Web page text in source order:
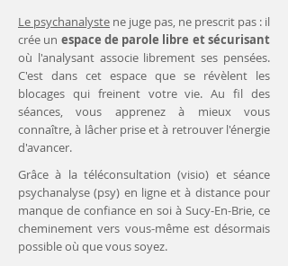
Le psychanalyste ne juge pas, ne prescrit pas : il
crée un espace de parole libre et sécurisant
où l'analysant associe librement ses pensées.
C'est dans cet espace que se révèlent les
blocages qui freinent votre vie. Au fil des
séances, vous apprenez à mieux vous
connaître, à lâcher prise et à retrouver l'énergie
d'avancer.
Grâce à la téléconsultation (visio) et séance
psychanalyse (psy) en ligne et à distance pour
manque de confiance en soi à Sucy-En-Brie, ce
cheminement vers vous-même est désormais
possible où que vous soyez.